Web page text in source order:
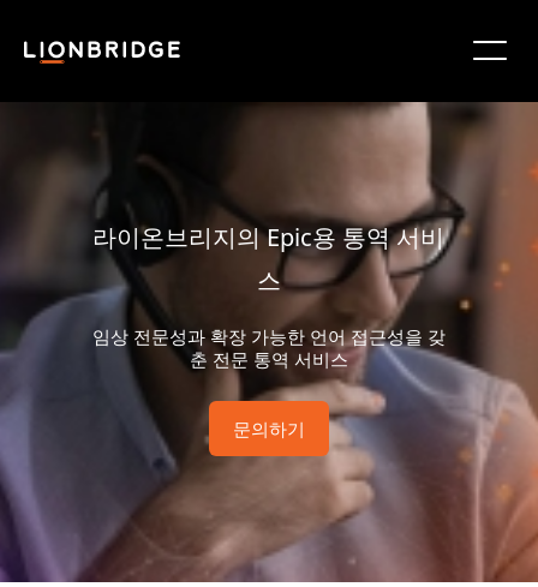
라이온브리지의 Epic용 통역 서비
스
임상 전문성과 확장 가능한 언어 접근성을 갖
춘 전문 통역 서비스
문의하기